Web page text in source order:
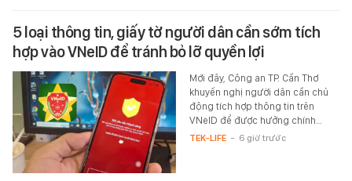
5 loại thông tin, giấy tờ người dân cần sớm tích
hợp vào VNeID để tránh bỏ lỡ quyền lợi
Mới đây, Công an TP. Cần Thơ
khuyến nghị người dân cần chủ
động tích hợp thông tin trên
VNeID để được hưởng chính…
TEK-LIFE - 6 giờ trước